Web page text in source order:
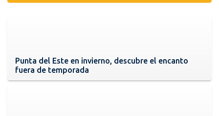
Punta del Este en invierno, descubre el encanto
fuera de temporada